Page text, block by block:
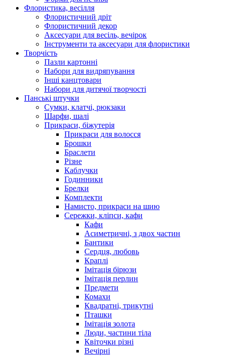
Флористика, весілля
Флористичний дріт
Флористичний декор
Аксесуари для весіль, вечірок
Інструменти та аксесуари для флористики
Творчість
Пазли картонні
Набори для видряпування
Інші канцтовари
Набори для дитячої творчості
Панські штучки
Сумки, клатчі, рюкзаки
Шарфи, шалі
Прикраси, біжутерія
Прикраси для волосся
Брошки
Браслети
Різне
Каблучки
Годинники
Брелки
Комплекти
Намисто, прикраси на шию
Сережки, кліпси, кафи
Кафи
Асиметричні, з двох частин
Бантики
Сердця, любовь
Краплі
Імітація бірюзи
Імітація перлин
Предмети
Комахи
Квадратні, трикутні
Пташки
Імітація золота
Люди, частини тіла
Квіточки різні
Вечірні